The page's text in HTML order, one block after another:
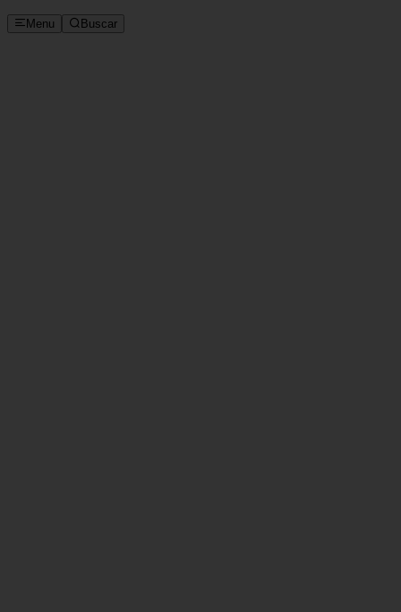
Menu Buscar